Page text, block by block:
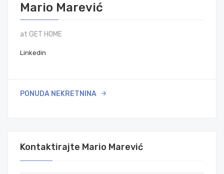
Mario Marević
at GET HOME
Linkedin
PONUDA NEKRETNINA
Kontaktirajte Mario Marević